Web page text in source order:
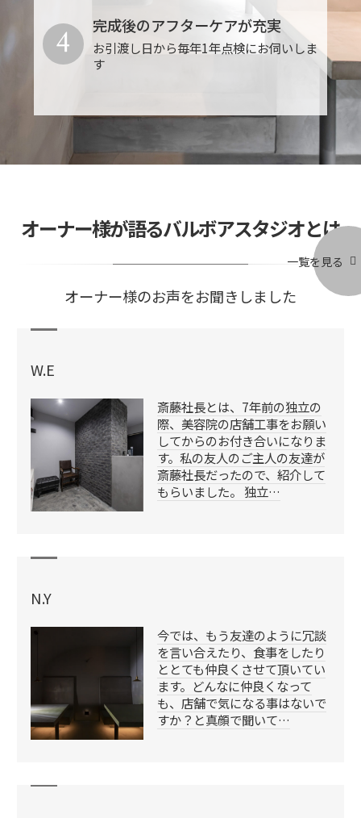
完成後のアフターケアが充実
お引渡し日から毎年1年点検にお伺いしま
す
4
オーナー様が語るバルボアスタジオとは
オーナー様のお声をお聞きしました
一覧を見る
W.E
斎藤社長とは、7年前の独立の
際、美容院の店舗工事をお願い
してからのお付き合いになりま
す。私の友人のご主人の友達が
斎藤社長だったので、紹介して
もらいました。 独立…
N.Y
今では、もう友達のように冗談
を言い合えたり、食事をしたり
ととても仲良くさせて頂いてい
ます。どんなに仲良くなって
も、店舗で気になる事はないで
すか？と真顔で聞いて…